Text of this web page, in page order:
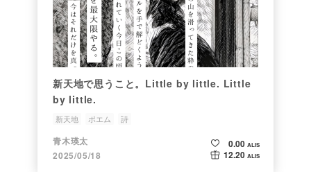
新天地で思うこと。Little by little. Little
by little.
新天地 ポエム 詩
青木瑛太
2025/05/18
0.00 ALIS
12.20 ALIS